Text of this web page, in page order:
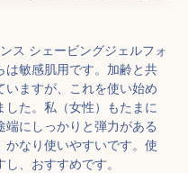
ス シェービングジェルフォ
は敏感肌用です。加齢と共
ますが、これを使い始め
た。私（女性）もたまに
にしっかりと弾力がある
なり使いやすいです。使
、おすすめです。